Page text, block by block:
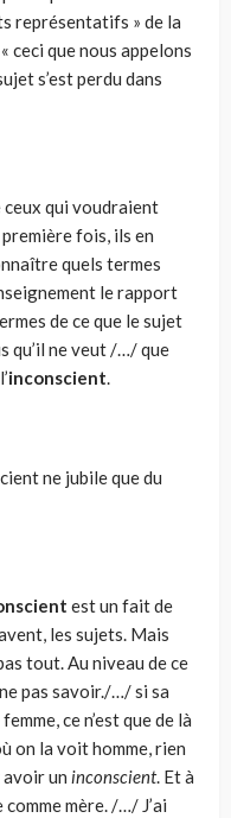
représentatifs » de la
ceci que nous appelons
s’est perdu dans
ceux qui voudraient
première fois, ils en
quels termes
le rapport
de ce que le sujet
qu’il ne veut /…/ que
inconscient.
ne jubile que du
est un fait de
les sujets. Mais
tout. Au niveau de ce
pas savoir./…/ si sa
ce n’est que de là
on la voit homme, rien
avoir un inconscient. Et à
mère. /…/ J’ai